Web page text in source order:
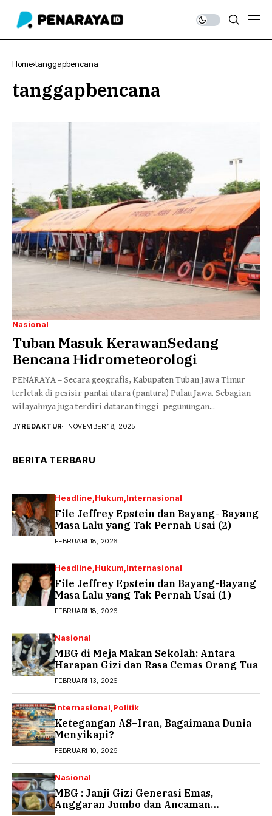
Home tanggapbencana
tanggapbencana
Nasional
Tuban Masuk KerawanSedang
Bencana Hidrometeorologi
PENARAYA – Secara geografis, Kabupaten Tuban Jawa Timur
terletak di pesisir pantai utara (pantura) Pulau Jawa. Sebagian
wilayahnya juga terdiri dataran tinggi pegunungan...
BYREDAKTUR NOVEMBER 18, 2025
BERITA TERBARU
Headline Hukum Internasional
File Jeffrey Epstein dan Bayang- Bayang
Masa Lalu yang Tak Pernah Usai (2)
FEBRUARI 18, 2026
Headline Hukum Internasional
File Jeffrey Epstein dan Bayang-Bayang
Masa Lalu yang Tak Pernah Usai (1)
FEBRUARI 18, 2026
Nasional
MBG di Meja Makan Sekolah: Antara
Harapan Gizi dan Rasa Cemas Orang Tua
FEBRUARI 13, 2026
Internasional Politik
Ketegangan AS–Iran, Bagaimana Dunia
Menyikapi?
FEBRUARI 10, 2026
Nasional
MBG : Janji Gizi Generasi Emas,
Anggaran Jumbo dan Ancaman